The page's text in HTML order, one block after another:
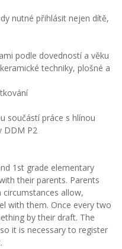
nutné přihlásit nejen dítě,
podle dovedností a věku
techniky, plošné a
součástí práce s hlínou
DDM P2
1st grade elementary
their parents. Parents
allow,
with them. Once every two
by their draft. The
it is necessary to register